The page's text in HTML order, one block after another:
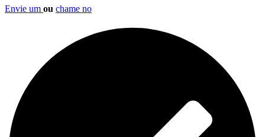
Envie um ou chame no